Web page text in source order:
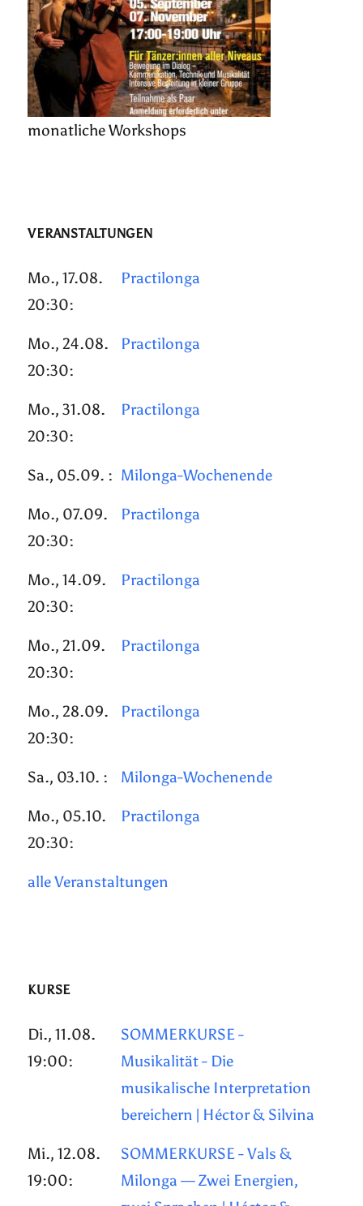
monatliche Workshops
VERANSTALTUNGEN
Mo., 17.08.
20:30:
Practilonga
Mo., 24.08.
20:30:
Practilonga
Mo., 31.08.
20:30:
Practilonga
Sa., 05.09. : Milonga-Wochenende
Mo., 07.09.
20:30:
Practilonga
Mo., 14.09.
20:30:
Practilonga
Mo., 21.09.
20:30:
Practilonga
Mo., 28.09.
20:30:
Practilonga
Sa., 03.10. : Milonga-Wochenende
Mo., 05.10.
20:30:
Practilonga
alle Veranstaltungen
KURSE
Di., 11.08.
19:00:
SOMMERKURSE -
Musikalität - Die
musikalische Interpretation
bereichern | Héctor & Silvina
Mi., 12.08.
19:00:
SOMMERKURSE - Vals &
Milonga — Zwei Energien,